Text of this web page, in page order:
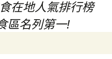
在地人氣排行榜
區名列第一!